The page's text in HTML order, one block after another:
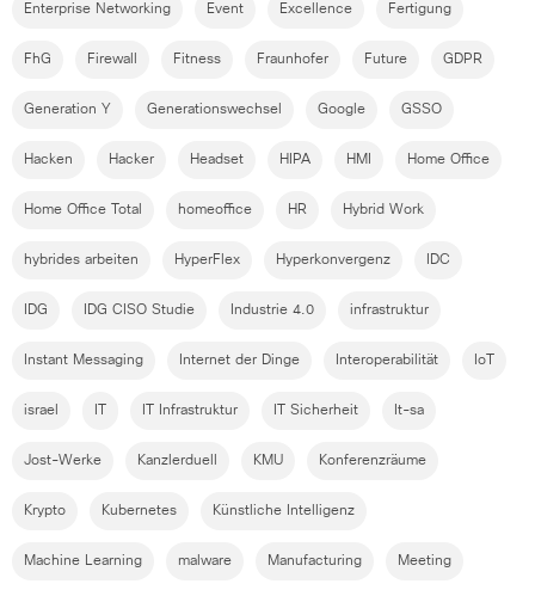
Enterprise Networking Event Excellence Fertigung
FhG Firewall Fitness Fraunhofer Future GDPR
Generation Y Generationswechsel Google GSSO
Hacken Hacker Headset HIPA HMI Home Office
Home Office Total homeoffice HR Hybrid Work
hybrides arbeiten HyperFlex Hyperkonvergenz IDC
IDG IDG CISO Studie Industrie 4.0 infrastruktur
Instant Messaging Internet der Dinge Interoperabilität IoT
israel IT Infrastruktur IT Sicherheit It-sa
Jost-Werke Kanzlerduell KMU Konferenzräume
Krypto Kubernetes Künstliche Intelligenz
Machine Learning malware Manufacturing Meeting